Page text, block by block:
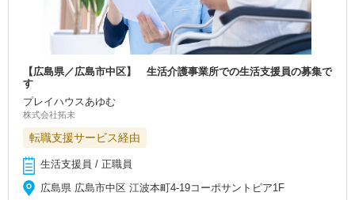
【広島県／広島市中区】 生活介護事業所での生活支援員の募集で
す
プレイハウスあゆむ
株式会社拓未
転職支援サービス経由
生活支援員 / 正職員
広島県 広島市中区 江波本町4-19コーポサントピア1F